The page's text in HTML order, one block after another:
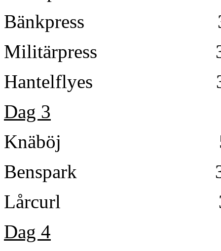
Bänkpress
Militärpress
Hantelflyes
Dag 3
Knäböj
Benspark
Lårcurl
Dag 4